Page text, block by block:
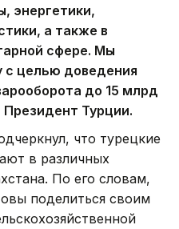
энергетики,
а также в
сфере. Мы
целью доведения
до 15 млрд
Президент Турции.
что турецкие
в различных
По его словам,
поделиться своим